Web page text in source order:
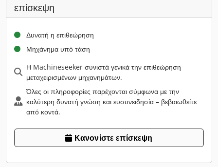
επίσκεψη
Δυνατή η επιθεώρηση
Μηχάνημα υπό τάση
Η Machineseeker συνιστά γενικά την επιθεώρηση
μεταχειρισμένων μηχανημάτων.
Όλες οι πληροφορίες παρέχονται σύμφωνα με την
καλύτερη δυνατή γνώση και ευσυνειδησία – βεβαιωθείτε
από κοντά.
Κανονίστε επίσκεψη